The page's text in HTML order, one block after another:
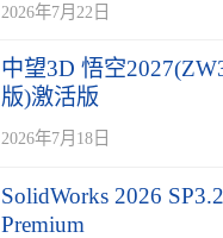
2026年7月22日
中望3D 悟空
版)激活版
2026年7月18日
SolidWorks 2026
Premium